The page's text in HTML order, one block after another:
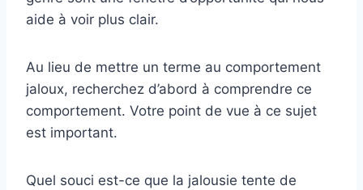
aide à voir plus clair.
Au lieu de mettre un terme au comportement
jaloux, recherchez d’abord à comprendre ce
comportement. Votre point de vue à ce sujet
est important.
Quel souci est-ce que la jalousie tente de